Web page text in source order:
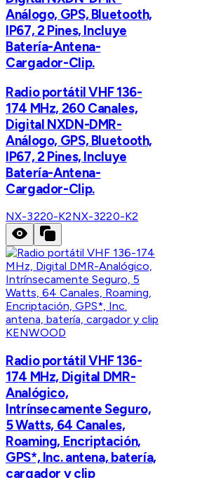
Análogo, GPS, Bluetooth,
IP67, 2 Pines, Incluye
Batería-Antena-
Cargador-Clip.
Radio portátil VHF 136-
174 MHz, 260 Canales,
Digital NXDN-DMR-
Análogo, GPS, Bluetooth,
IP67, 2 Pines, Incluye
Batería-Antena-
Cargador-Clip.
NX-3220-K2NX-3220-K2
KENWOOD
Radio portátil VHF 136-
174 MHz, Digital DMR-
Analógico,
Intrínsecamente Seguro,
5 Watts, 64 Canales,
Roaming, Encriptación,
GPS*, Inc. antena, batería,
cargador y clip